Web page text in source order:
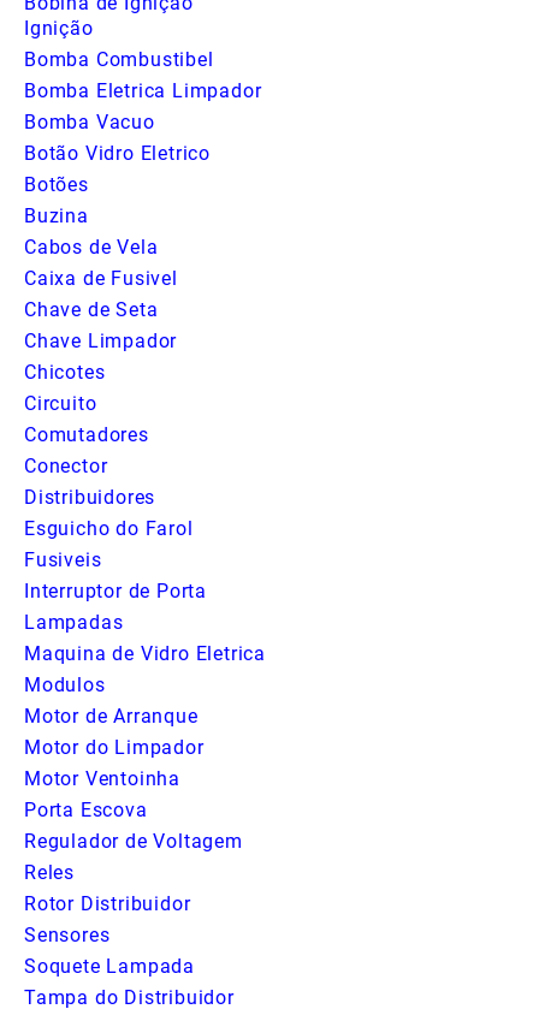
Ignição
Bomba Combustibel
Bomba Eletrica Limpador
Bomba Vacuo
Botão Vidro Eletrico
Botões
Buzina
Cabos de Vela
Caixa de Fusivel
Chave de Seta
Chave Limpador
Chicotes
Circuito
Comutadores
Conector
Distribuidores
Esguicho do Farol
Fusiveis
Interruptor de Porta
Lampadas
Maquina de Vidro Eletrica
Modulos
Motor de Arranque
Motor do Limpador
Motor Ventoinha
Porta Escova
Regulador de Voltagem
Reles
Rotor Distribuidor
Sensores
Soquete Lampada
Tampa do Distribuidor